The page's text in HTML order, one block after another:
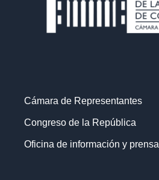
Cámara de Representantes
Congreso de la República
Oficina de información y prensa